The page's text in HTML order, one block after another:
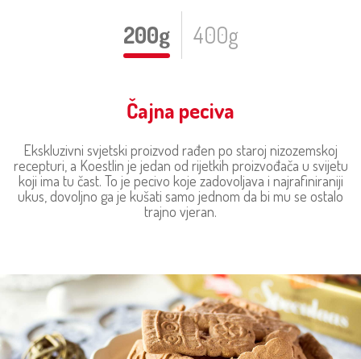
200g 400g
Čajna peciva
Ekskluzivni svjetski proizvod rađen po staroj nizozemskoj
recepturi, a Koestlin je jedan od rijetkih proizvođača u svijetu
koji ima tu čast. To je pecivo koje zadovoljava i najrafiniraniji
ukus, dovoljno ga je kušati samo jednom da bi mu se ostalo
trajno vjeran.